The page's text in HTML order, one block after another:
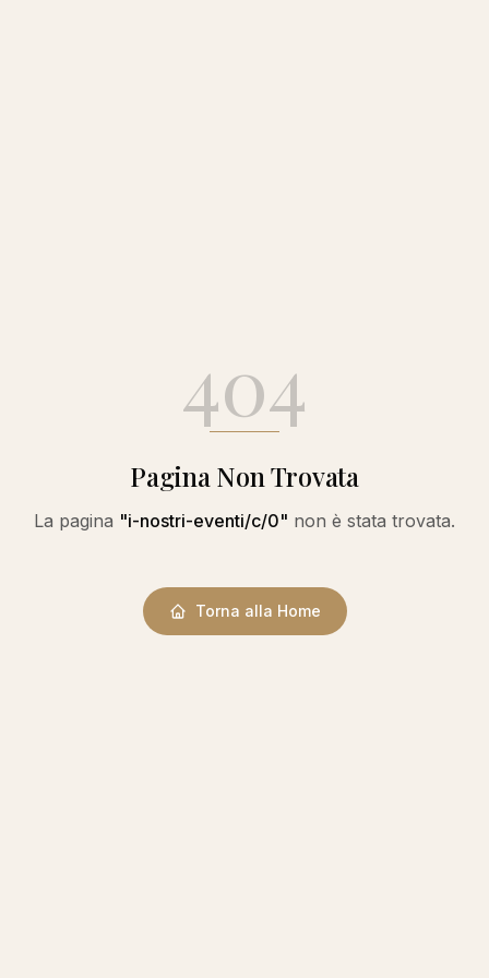
404
Pagina Non Trovata
La pagina "i-nostri-eventi/c/0" non è stata trovata.
Torna alla Home